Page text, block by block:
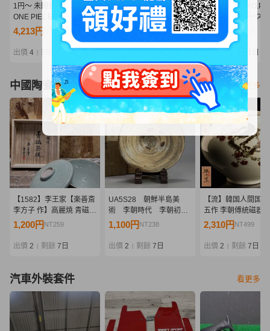
1円～ 未開封 メガハウス
ONE PIECE P.O.P たしぎ
POP DX 雨のシリュウ 海
軍本部大将 黄猿 ボルサリ
ーノ
4,213円 NT911
出價 4 剩餘 2日
メガハウス エクセレント
モデル P.O.P LIMITED
EDITION ボア・ハンコッ
ク Ver.WHITE ワンピース
ONE PIECE フィギュア
未開封 Y11519299
1,910円NT413
MegaHouse P.O.P
ロビン ワンピース
PIECE フィギュア
ウス
古 Y11519296
1,320円NT285
中國陶瓷器 看更多
【1582】李王家【楽善斎
李方子 作】高麗焼 青磁茶
碗「感謝」蓋付 径15cm
蓋付茶碗 茶道具 韓国陶芸
1,200円 NT259
出價 2 剩餘 7日
UA5S28 朝鮮半島美
術 李朝時代 李朝初
期 刷毛目茶碗 古茶
1,100円 NT238
出價 2 剩餘 7日
【流】韓国人間国
五作 李朝傅統磁器
砂大花瓶 幅32cm
2,310円 NT499
出價 2 剩餘 7日
汽車外裝套件 看更多